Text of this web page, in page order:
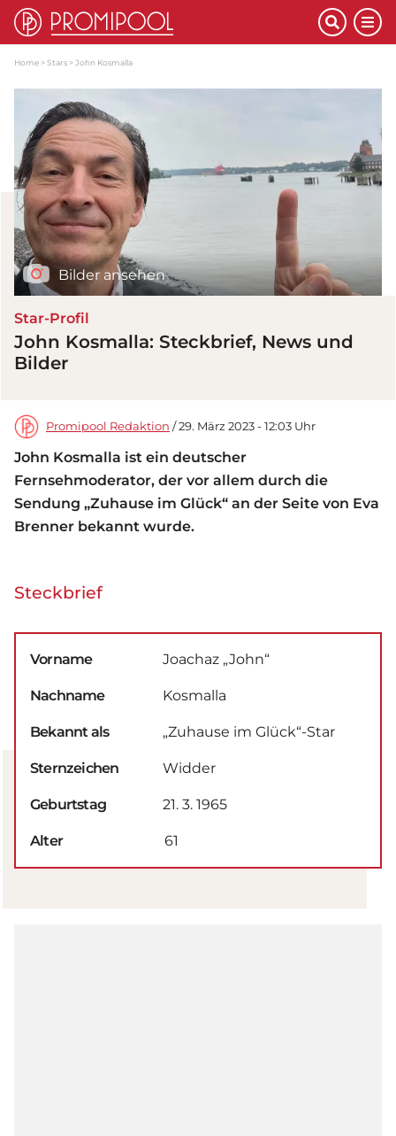
Home Stars John Kosmalla
Bilder ansehen
Star-Profil
John Kosmalla: Steckbrief, News und
Bilder
Promipool Redaktion / 29. März 2023 - 12:03 Uhr
John Kosmalla ist ein deutscher
Fernsehmoderator, der vor allem durch die
Sendung „Zuhause im Glück“ an der Seite von Eva
Brenner bekannt wurde.
Steckbrief
Vorname Joachaz „John“
Nachname Kosmalla
Bekannt als „Zuhause im Glück“-Star
Sternzeichen Widder
Geburtstag 21. 3. 1965
Alter 61